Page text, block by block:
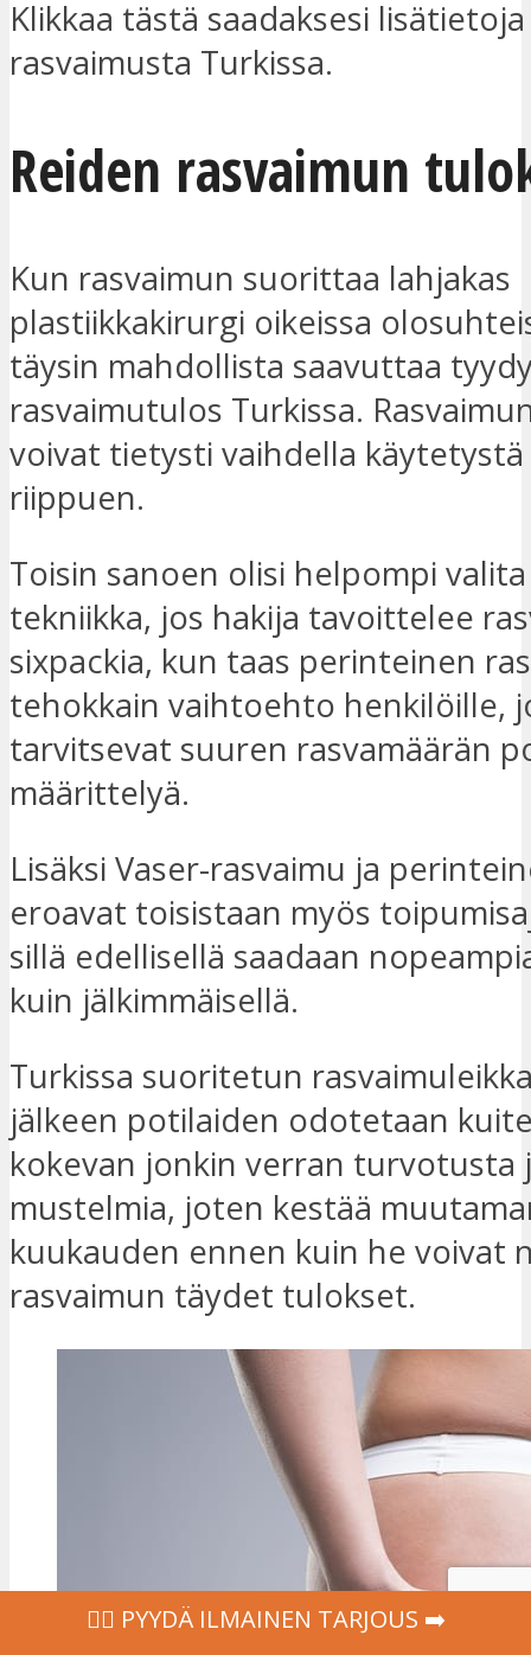
Klikkaa tästä saadaksesi
rasvaimusta Turkissa.
Reiden rasvaimun
Kun rasvaimun suorittaa lahjakas
plastiikkakirurgi oikeissa
täysin mahdollista saavuttaa
rasvaimutulos Turkissa.
voivat tietysti vaihdella
riippuen.
Toisin sanoen olisi helpompi
tekniikka, jos hakija tavoittelee
sixpackia, kun taas perinteinen
tehokkain vaihtoehto henkilöille,
tarvitsevat suuren rasvamäärän
määrittelyä.
Lisäksi Vaser-rasvaimu ja
eroavat toisistaan myös
sillä edellisellä saadaan
kuin jälkimmäisellä.
Turkissa suoritetun
jälkeen potilaiden odotetaan
kokevan jonkin verran turvotusta
mustelmia, joten kestää
kuukauden ennen kuin he voivat
rasvaimun täydet tulokset.
‍👩‍⚕ PYYDÄ ILMAINEN TARJOUS ➡️